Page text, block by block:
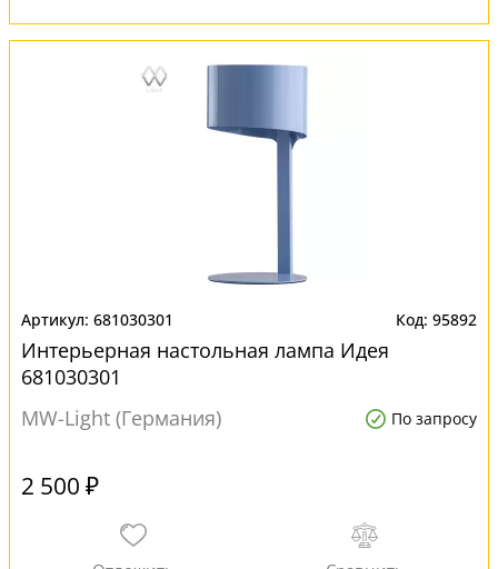
681030301 95892
Интерьерная настольная лампа Идея
681030301
MW-Light (Германия)
По запросу
2 500 ₽